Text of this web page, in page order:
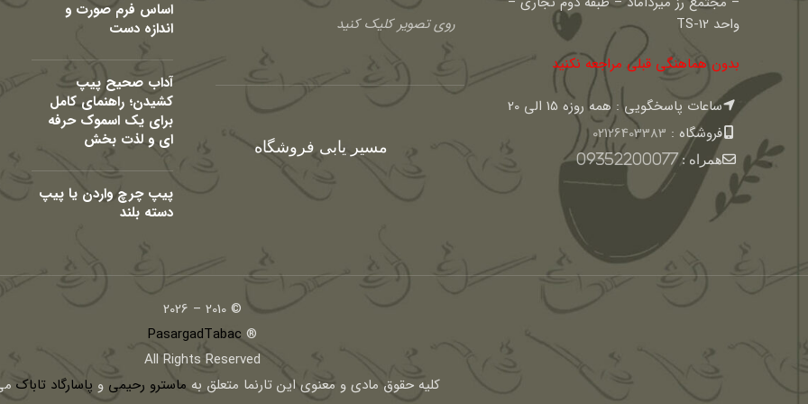
واحد TS-12
بدون هماهنگی قبلی مراجعه نکنید
ساعات پاسخگویی : همه روزه 15 الی 20
فروشگاه : 02126403383
همراه :09352200077
روی تصویر کلیک کنید
مسیر یابی فروشگاه
اساس فرم صورت و
اندازه دست
آداب صحیح پیپ
کشیدن؛ راهنمای کامل
برای یک اسموک حرفه
ای و لذت بخش
پیپ چرچ واردن یا پیپ
دسته بلند
© 2010 – 2026
®
PasargadTabac
All Rights Reserved
كليه حقوق مادی و معنوی اين تارنما متعلق به ماسترو رحیمی و پاسارگاد تاباک